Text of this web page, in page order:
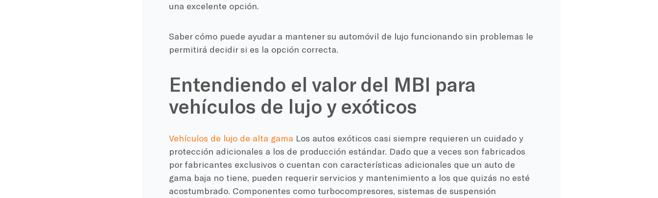
una excelente opción.
Saber cómo puede ayudar a mantener su automóvil de lujo funcionando sin problemas le
permitirá decidir si es la opción correcta.
Entendiendo el valor del MBI para
vehículos de lujo y exóticos
Vehículos de lujo de alta gama Los autos exóticos casi siempre requieren un cuidado y
protección adicionales a los de producción estándar. Dado que a veces son fabricados
por fabricantes exclusivos o cuentan con características adicionales que un auto de
gama baja no tiene, pueden requerir servicios y mantenimiento a los que quizás no esté
acostumbrado. Componentes como turbocompresores, sistemas de suspensión